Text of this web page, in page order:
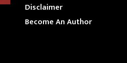
Disclaimer
Become An Author